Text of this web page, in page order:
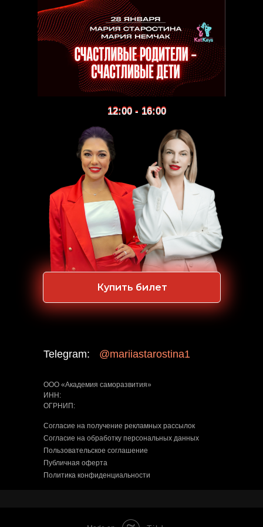
Купить билет
12:00 - 16:00
12:00 - 16:00
Согласие на получение рекламных рассылок
Согласие на обработку персональных данных
Пользовательское соглашение
Публичная оферта
Политика конфиденциальности
ООО «Академия саморазвития»
ИНН:
ОГРНИП:
@mariiastarostina1
Telegram: